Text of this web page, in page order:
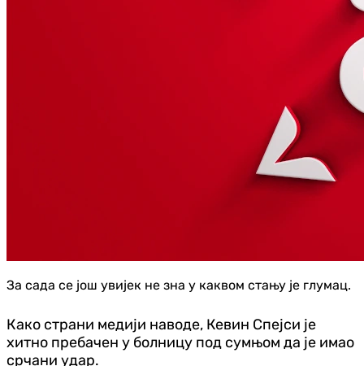
За сада се још увијек не зна у каквом стању је глумац.
Како страни медији наводе, Кевин Спејси је
хитно пребачен у болницу под сумњом да је имао
срчани удар.